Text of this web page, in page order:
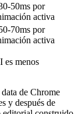
50ms por
activa
70ms por
activa
es menos
de Chrome
y después de